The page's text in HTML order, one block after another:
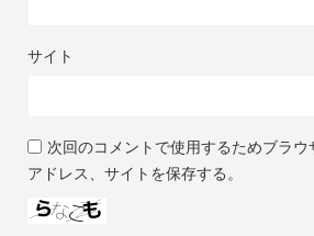
サイト
次回のコメントで使用するためブラ
アドレス、サイトを保存する。